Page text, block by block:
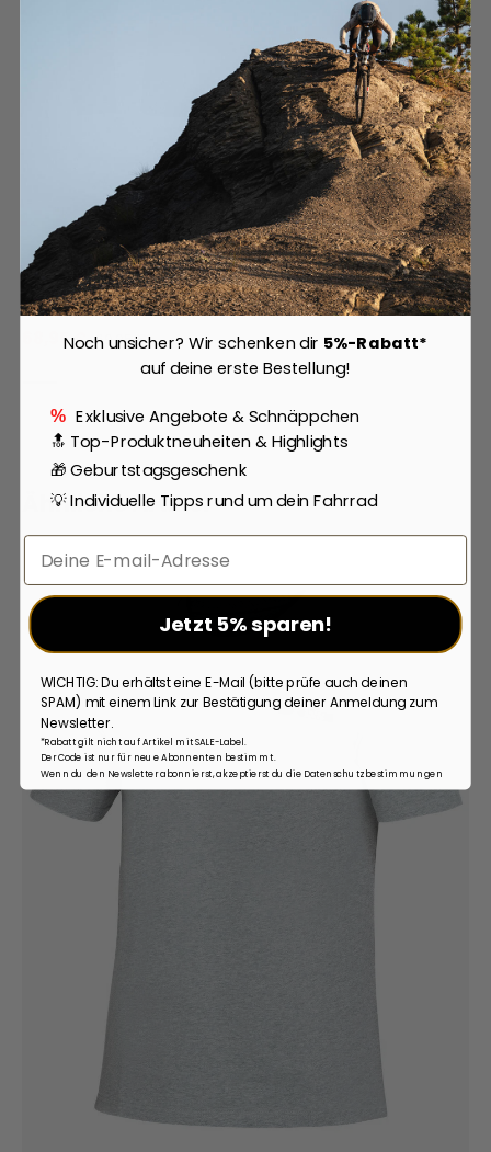
Team Jacke Zip-Sweat 1.0
68,95 € 69,95 €
Ähnliche Artikel
Noch unsicher? Wir schenken dir 5%-Rabatt*
auf deine erste Bestellung!
%Exklusive Angebote & Schnäppchen
🔝 Top-Produktneuheiten & Highlights
🎁 Geburtstagsgeschenk
💡 Individuelle Tipps rund um dein Fahrrad
Jetzt 5% sparen!
WICHTIG: Du erhältst eine E-Mail (bitte prüfe auch deinen
SPAM) mit einem Link zur Bestätigung deiner Anmeldung zum
Newsletter.
*Rabatt gilt nicht auf Artikel mit SALE-Label.
Der Code ist nur für neue Abonnenten bestimmt.
Wenn du den Newsletter abonnierst, akzeptierst du die Datenschutzbestimmungen